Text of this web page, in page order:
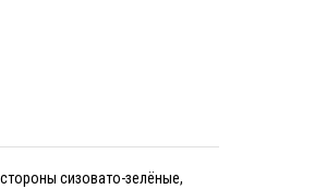
сизовато-зелёные,